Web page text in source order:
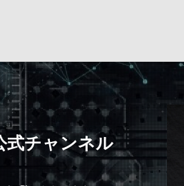
式チャンネル